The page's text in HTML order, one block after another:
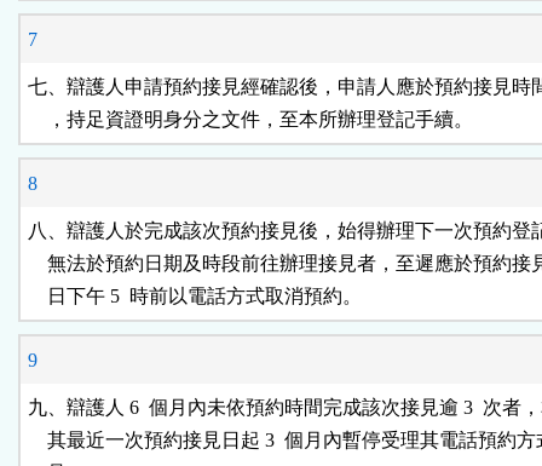
7
七、辯護人申請預約接見經確認後，申請人應於預約接見時
    ，持足資證明身分之文件，至本所辦理登記手續。
8
八、辯護人於完成該次預約接見後，始得辦理下一次預約登
無法於預約日期及時段前往辦理接見者，至遲應於預約接
    日下午 5  時前以電話方式取消預約。
9
九、辯護人 6  個月內未依預約時間完成該次接見逾 3  次者
其最近一次預約接見日起 3  個月內暫停受理其電話預約